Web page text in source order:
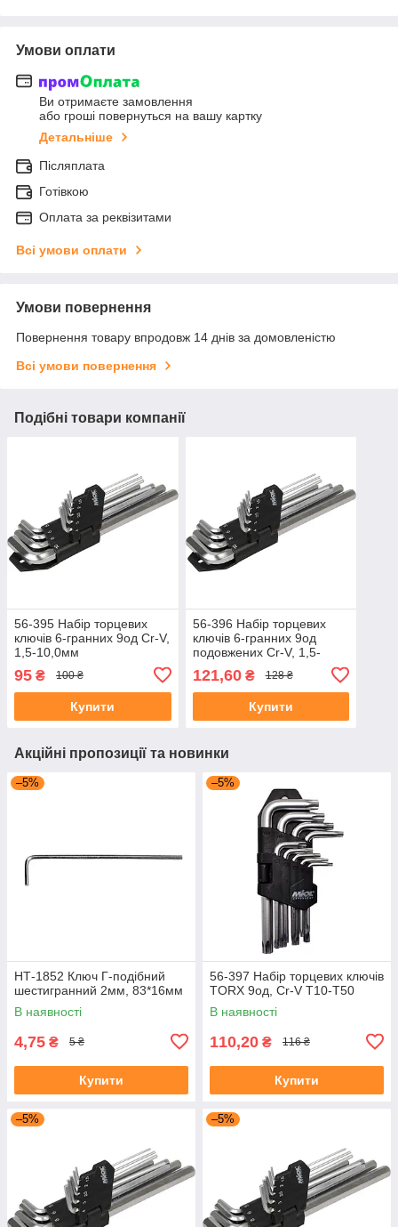
Умови оплати
Ви отримаєте замовлення
або гроші повернуться на вашу картку
Детальніше
Післяплата
Готівкою
Оплата за реквізитами
Всі умови оплати
Умови повернення
Повернення товару впродовж 14 днів за домовленістю
Всі умови повернення
Подібні товари компанії
56-395 Набір торцевих
ключів 6-гранних 9од Сr-V,
1,5-10,0мм
95 ₴ 100 ₴
Купити
56-396 Набір торцевих
ключів 6-гранних 9од
подовжених Сr-V, 1,5-
121,60₴ 128 ₴
Купити
Акційні пропозиції та новинки
–5%
НТ-1852 Ключ Г-подібний
шестигранний 2мм, 83*16мм
В наявності
4,75 ₴ 5 ₴
Купити
–5%
56-397 Набір торцевих ключів
TORX 9од, Cr-V Т10-Т50
В наявності
110,20 ₴ 116 ₴
Купити
–5% –5%